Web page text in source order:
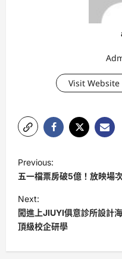
Visit Website
o
s
t
n
a
Previous:
五一檔票房破5億！放映場
Next:
闖進上JIUYI俱意診所設計
頂級校企研學